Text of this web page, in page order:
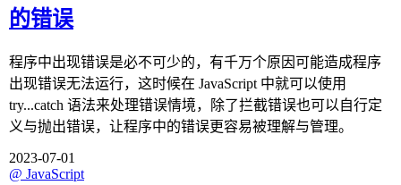
的错误
程序中出现错误是必不可少的，有千万个原因可能造成程序
出现错误无法运行，这时候在 JavaScript 中就可以使用
try...catch 语法来处理错误情境，除了拦截错误也可以自行定
义与抛出错误，让程序中的错误更容易被理解与管理。
2023-07-01
@ JavaScript